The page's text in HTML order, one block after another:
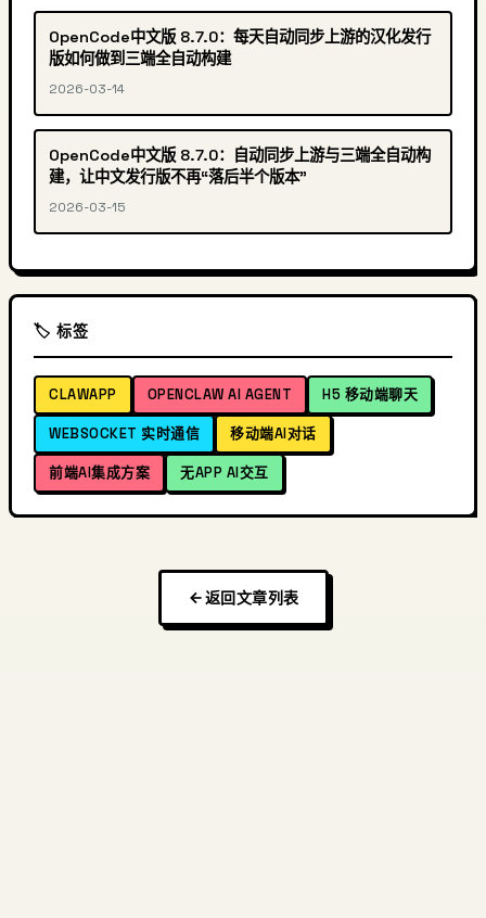
OpenCode中文版 8.7.0：每天自动同步上游的汉化发行
版如何做到三端全自动构建
2026-03-14
OpenCode中文版 8.7.0：自动同步上游与三端全自动构
建，让中文发行版不再“落后半个版本”
2026-03-15
🏷️ 标签
CLAWAPP OPENCLAW AI AGENT H5 移动端聊天
WEBSOCKET 实时通信 移动端AI对话
前端AI集成方案 无APP AI交互
返回文章列表